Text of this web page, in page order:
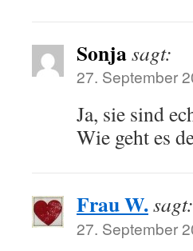
Sonjasagt:
27. September
Ja, sie sind
Wie geht es
Frau W.sagt:
27. September